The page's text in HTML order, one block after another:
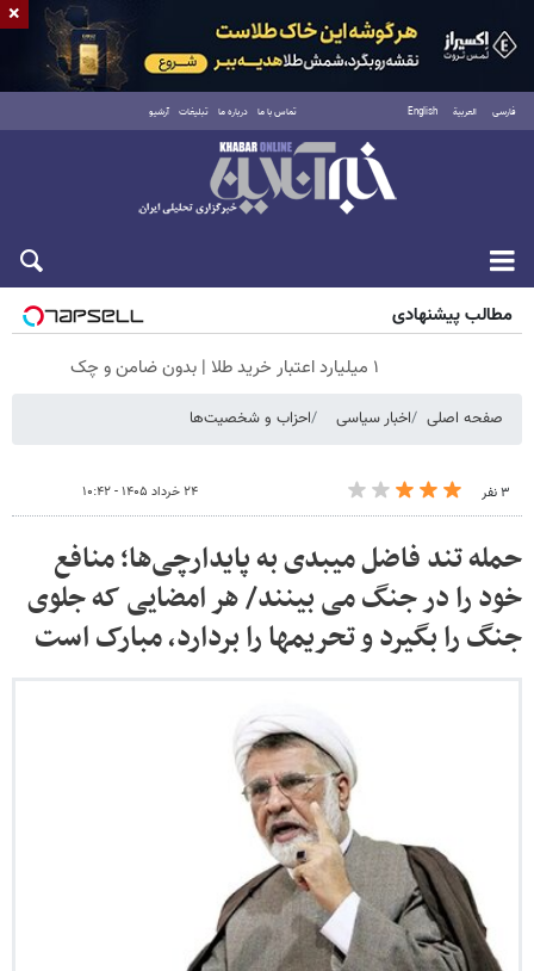
فارسی العربية English تماس با ما درباره ما تبلیغات آرشیو
شنبه ۱۷ مرداد ۱۴۰۵
مطالب پیشنهادی
۱ میلیارد اعتبار خرید طلا | بدون ضامن و چک
صفحه اصلی اخبار سیاسی احزاب و شخصیت‌ها
۳ نفر ۲۴ خرداد ۱۴۰۵ - ۱۰:۴۲
حمله تند فاضل میبدی به پایدارچی‌ها؛ منافع
خود را در جنگ می بینند/ هر امضایی که جلوی
جنگ را بگیرد و تحریمها را بردارد، مبارک است
×